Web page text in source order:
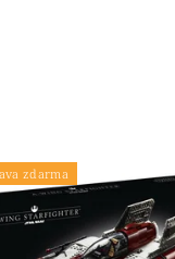
zdarma